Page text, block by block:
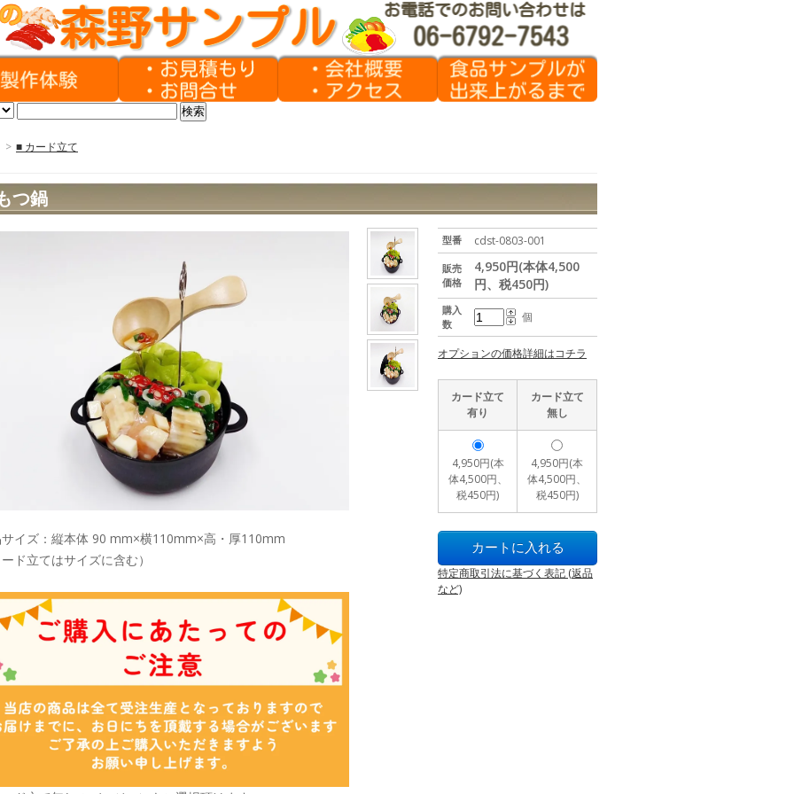
> ■ カード立て
つ鍋
型番 cdst-0803-001
販売
価格
4,950円(本体4,500
円、税450円)
購入
数
個
オプションの価格詳細はコチラ
カード立て
有り
カード立て
無し
4,950円(本
体4,500円、
税450円)
4,950円(本
体4,500円、
税450円)
特定商取引法に基づく表記 (返品
など)
イズ：縦本体 90 mm×横110mm×高・厚110mm
ド立てはサイズに含む）